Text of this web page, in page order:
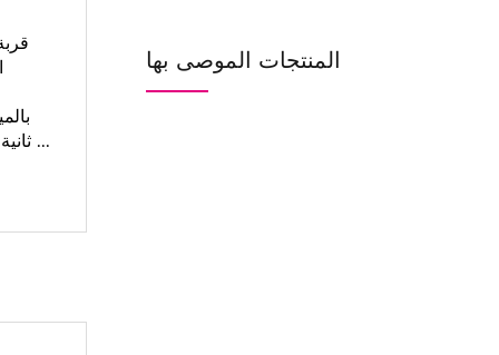
ثانية، وهو بسيط ومريح ...
المنتجات الموصى بها